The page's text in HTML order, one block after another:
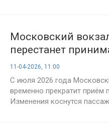
Московский
перестанет
июля 2026 года
11-04-2026, 11:00
С июля 2026 года
временно прекратит приём
Изменения коснутся